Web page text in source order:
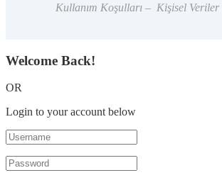
Kullanım Koşulları – Kişisel Veriler
Welcome Back!
OR
Login to your account below